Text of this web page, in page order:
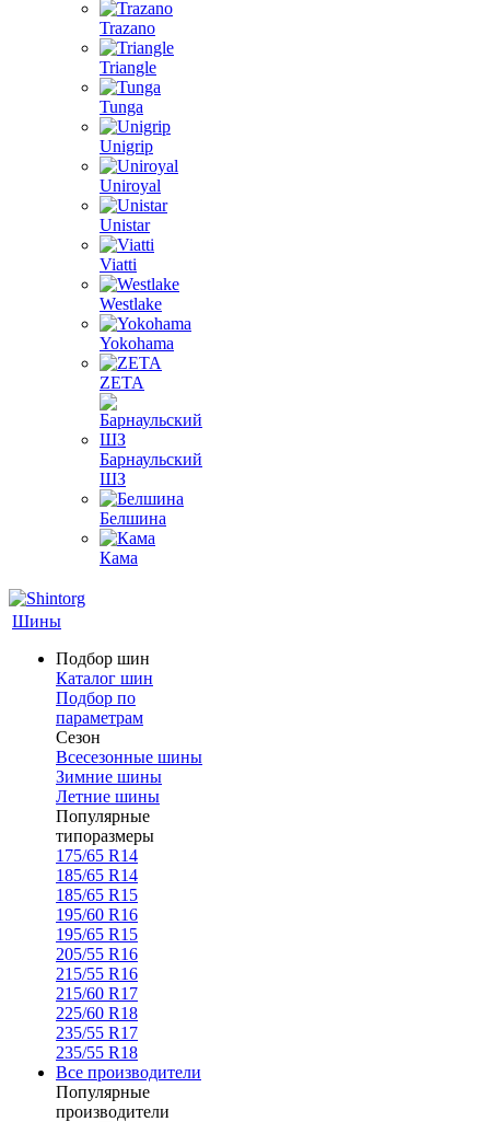
Trazano
Triangle
Tunga
Unigrip
Uniroyal
Unistar
Viatti
Westlake
Yokohama
ZETA
Барнаульский
ШЗ
Белшина
Кама
Шины
Подбор шин
Каталог шин
Подбор по
параметрам
Сезон
Всесезонные шины
Зимние шины
Летние шины
Популярные
типоразмеры
175/65 R14
185/65 R14
185/65 R15
195/60 R16
195/65 R15
205/55 R16
215/55 R16
215/60 R17
225/60 R18
235/55 R17
235/55 R18
Все производители
Популярные
производители